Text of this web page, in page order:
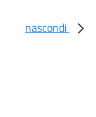
nascondi